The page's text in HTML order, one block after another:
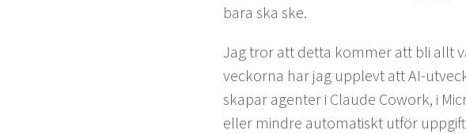
bara ska ske.
Jag tror att det­ta kom­mer att bli allt
veck­o­r­na har jag upplevt att AI-
ska­par agen­ter i Claude Cowork, i
eller min­dre automa­tiskt utför